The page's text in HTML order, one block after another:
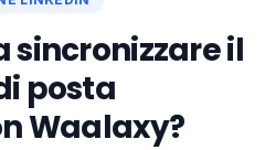
sincronizzare il
posta
Waalaxy?